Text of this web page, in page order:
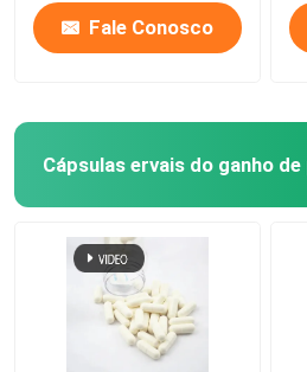
Fale Conosco
Cápsulas ervais do ganho de